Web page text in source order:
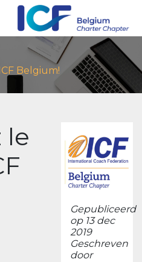
Belgium!
le
Gepubliceerd
op 13 dec
2019
Geschreven
door